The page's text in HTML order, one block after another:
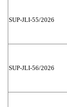
SUP-JLI-55/2026
SUP-JLI-56/2026